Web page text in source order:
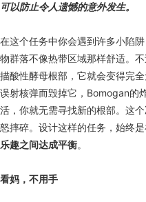
可以防止令人遗憾的意外发生。
在这个任务中你会遇到许多小陷
物群落不像热带区域那样舒适。
描酸性酵母根部，它就会变得完
误射核弹而毁掉它，Bomogan的
活，你就无需寻找新的根部。这
怒摔碎。设计这样的任务，始终
乐趣之间达成平衡。
看妈，不用手